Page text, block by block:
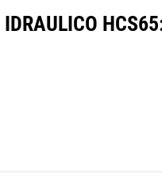
IDRAULICO